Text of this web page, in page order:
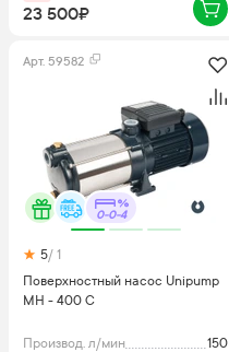
23 500₽
Арт. 59582
0-0-4
5/ 1
Поверхностный насос Unipump
МН - 400 С
Производ. л/мин
150